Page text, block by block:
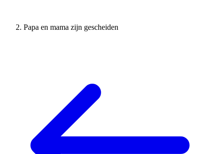
Papa en mama zijn gescheiden